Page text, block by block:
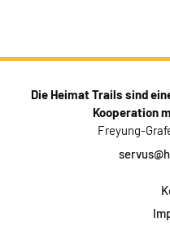
Die Heimat Trails sind
Kooperation
Freyung-